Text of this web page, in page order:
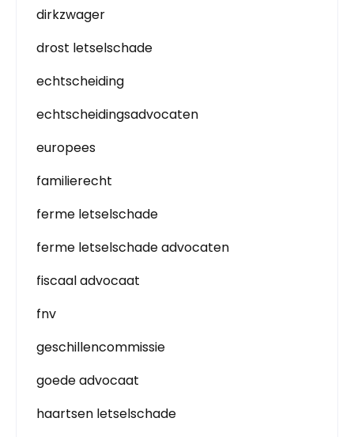
dirkzwager
drost letselschade
echtscheiding
echtscheidingsadvocaten
europees
familierecht
ferme letselschade
ferme letselschade advocaten
fiscaal advocaat
fnv
geschillencommissie
goede advocaat
haartsen letselschade